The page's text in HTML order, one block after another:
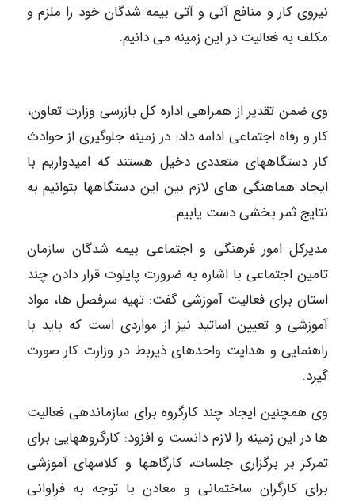
نیروی کار و منافع آنی و آتی بیمه شدگان خود را ملزم و
مکلف به فعالیت در این زمینه می دانیم.
وی ضمن تقدیر از همراهی اداره کل بازرسی وزارت تعاون،
کار و رفاه اجتماعی ادامه داد: در زمینه جلوگیری از حوادث
کار دستگاههای متعددی دخیل هستند که امیدواریم با
ایجاد هماهنگی های لازم بین این دستگاهها بتوانیم به
نتایج ثمر بخشی دست یابیم.
مدیرکل امور فرهنگی و اجتماعی بیمه شدگان سازمان
تامین اجتماعی با اشاره به ضرورت پایلوت قرار دادن چند
استان برای فعالیت آموزشی گفت: تهیه سرفصل ها، مواد
آموزشی و تعیین اساتید نیز از مواردی است که باید با
راهنمایی و هدایت واحدهای ذیربط در وزارت کار صورت
گیرد.
وی همچنین ایجاد چند کارگروه برای سازماندهی فعالیت
ها در این زمینه را لازم دانست و افزود: کارگروههایی برای
تمرکز بر برگزاری جلسات، کارگاهها و کلاسهای آموزشی
برای کارگران ساختمانی و معادن با توجه به فراوانی